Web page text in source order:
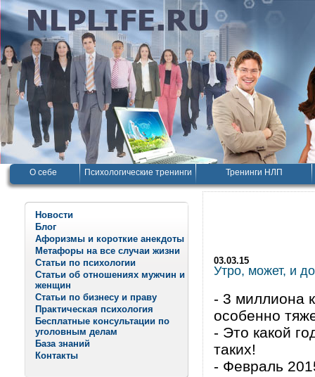
О себе Психологические тренинги Тренинги НЛП
Новости
Блог
Афоризмы и короткие анекдоты
Метафоры на все случаи жизни
Статьи по психологии
Статьи об отношениях мужчин и
женщин
Статьи по бизнесу и праву
Практическая психология
Бесплатные консультации по
уголовным делам
База знаний
Контакты
03.03.15
Утро, может, и
- 3 миллиона
особенно
- Это какой
таких!
- Февраль